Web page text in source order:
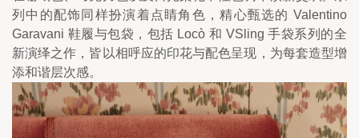
列中的配饰同样扮演着点睛角色，精心甄选的 Valentino
Garavani 鞋履与包袋，包括 Locò 和 VSling 手袋系列的全
新演绎之作，皆以相呼应的印花与配色呈现，为每套造型增
添和谐层次感。